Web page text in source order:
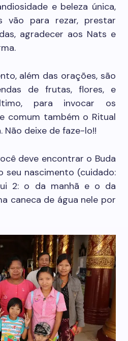
e beleza única,
vão para rezar, prestar
agradecer aos Nats e
além das orações, são
de frutas, flores, e
para invocar os
comum também o Ritual
Não deixe de faze-lo!!
deve encontrar o Buda
seu nascimento (cuidado:
2: o da manhã e o da
caneca de água nele por